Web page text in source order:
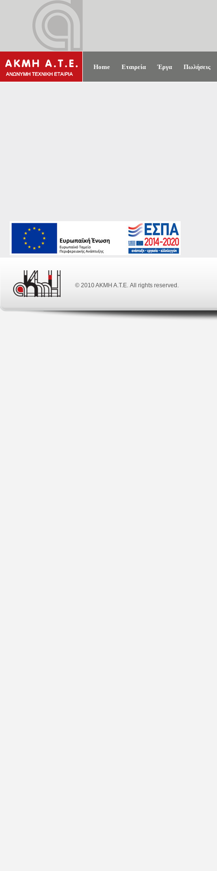
Home Εταιρεία Έργα Πωλήσεις
© 2010 ΑΚΜΗ Α.Τ.Ε. All rights reserved.